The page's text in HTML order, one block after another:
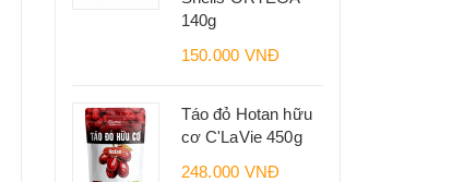
140g
150.000 VNĐ
Táo đỏ Hotan hữu
cơ C'LaVie 450g
248.000 VNĐ